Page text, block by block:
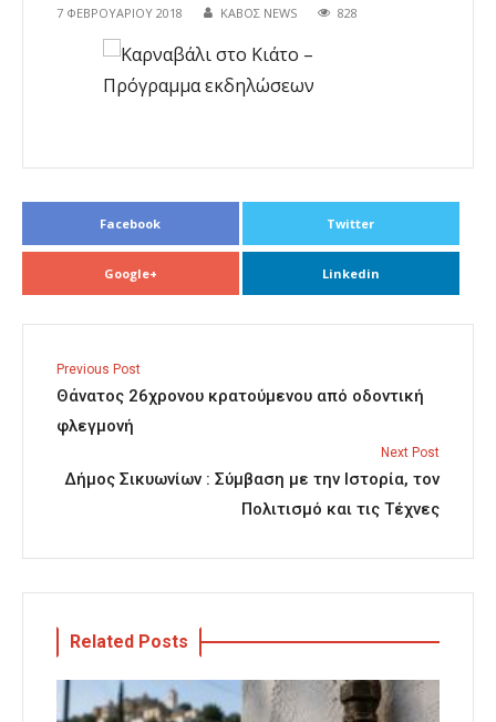
7 ΦΕΒΡΟΥΑΡΊΟΥ 2018 ΚΑΒΟΣ NEWS 828
Facebook Twitter
Google+ Linkedin
Previous Post
Θάνατος 26χρονου κρατούμενου από οδοντική
φλεγμονή
Next Post
Δήμος Σικυωνίων : Σύμβαση με την Ιστορία, τον
Πολιτισμό και τις Τέχνες
Related Posts